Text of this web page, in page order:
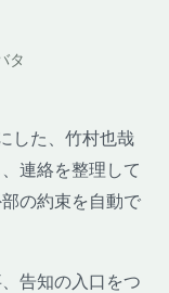
タ
した、竹村也哉
連絡を整理して
の約束を自動で
告知の入口をつ